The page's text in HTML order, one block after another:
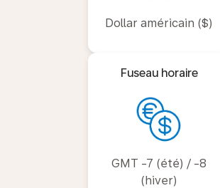
Dollar américain ($)
Fuseau horaire
GMT -7 (été) / -8
(hiver)